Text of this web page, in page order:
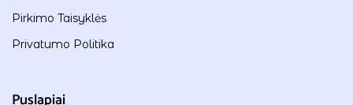
Pirkimo Taisyklės
Privatumo Politika
Puslapiai